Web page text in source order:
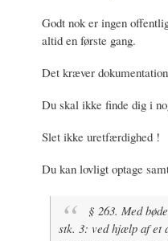
Godt nok er ingen
altid en første gang.
Det kræver
Du skal ikke finde dig i
Slet ikke uretfærdighed !
Du kan lovligt optage
§ 263. Med
stk. 3: ved hjælp af et